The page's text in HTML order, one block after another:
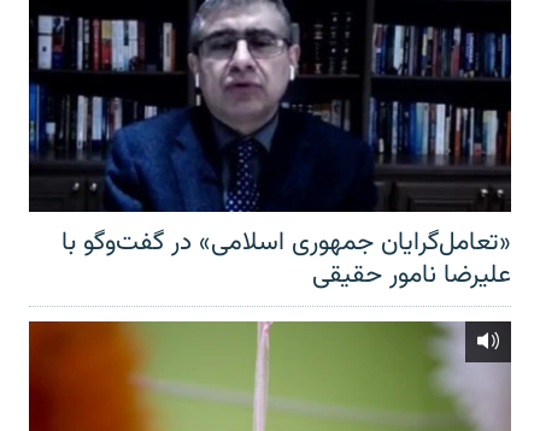
«تعامل‌گرایان جمهوری اسلامی» در گفت‌وگو با
علیرضا نامور حقیقی